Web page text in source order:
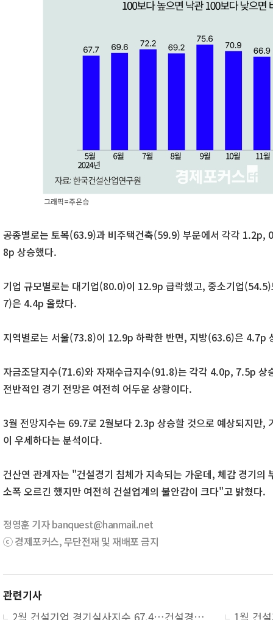
그래픽=주은승
공종별로는 토목(63.9)과 비주택건축(59.9) 부문에서 각각 1.2p,
8p 상승했다.
기업 규모별로는 대기업(80.0)이 12.9p 급락했고, 중소기업
7)은 4.4p 올랐다.
지역별로는 서울(73.8)이 12.9p 하락한 반면, 지방(63.6)은 4.7p
자금조달지수(71.6)와 자재수급지수(91.8)는 각각 4.0p, 7.5p 상
전반적인 경기 전망은 여전히 어두운 상황이다.
3월 전망지수는 69.7로 2월보다 2.3p 상승할 것으로 예상되지만,
이 우세하다는 분석이다.
건산연 관계자는 "건설경기 침체가 지속되는 가운데, 체감 경기
소폭 오르긴 했지만 여전히 건설업계의 불안감이 크다"고 밝혔다.
정영훈 기자 banquest@hanmail.net
ⓒ 경제포커스, 무단전재 및 재배포 금지
관련기사
2월 건설기업 경기실사지수 67.4…건설경기 침체 지속